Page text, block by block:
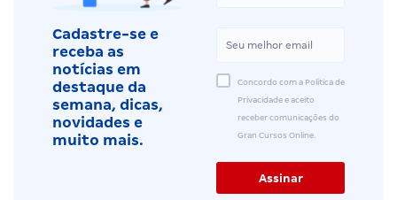
Cadastre-se e
receba as
notícias em
destaque da
semana, dicas,
novidades e
muito mais.
Concordo com a Política de
Privacidade e aceito
receber comunicações do
Gran Cursos Online.